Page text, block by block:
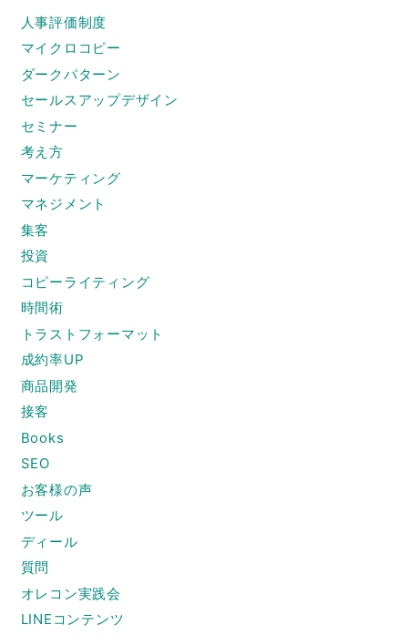
人事評価制度
マイクロコピー
ダークパターン
セールスアップデザイン
セミナー
考え方
マーケティング
マネジメント
集客
投資
コピーライティング
時間術
トラストフォーマット
成約率UP
商品開発
接客
Books
SEO
お客様の声
ツール
ディール
質問
オレコン実践会
LINEコンテンツ